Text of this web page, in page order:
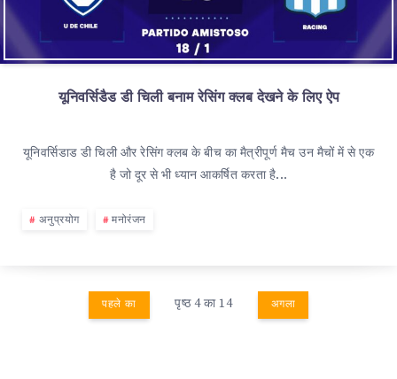
यूनिवर्सिडैड डी चिली बनाम रेसिंग क्लब देखने के लिए ऐप
यूनिवर्सिडाड डी चिली और रेसिंग क्लब के बीच का मैत्रीपूर्ण मैच उन मैचों में से एक
है जो दूर से भी ध्यान आकर्षित करता है...
अनुप्रयोग मनोरंजन
पहले का पृष्ठ 4 का 14 अगला